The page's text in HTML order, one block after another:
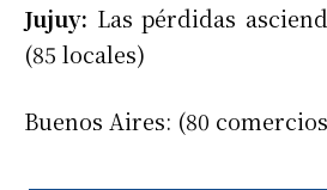
Jujuy: Las pérdidas
(85 locales)
Buenos Aires: (80